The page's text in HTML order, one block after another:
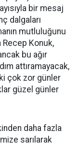
bir mesaj
dalgaları
mutluluğunu
Recep Konuk,
bu ağır
attıramayacak,
çok zor günler
güzel günler
daha fazla
sarılarak